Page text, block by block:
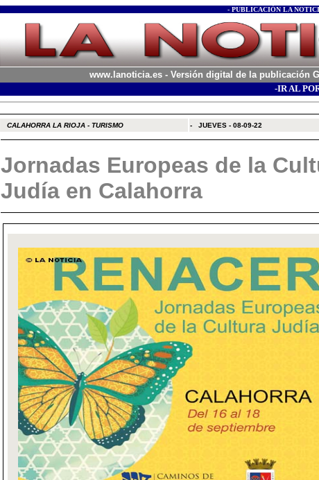
- PUBLICACIÓN LA
www.lanoticia.es - Versión digital de la publicación
-IR AL
CALAHORRA LA RIOJA - TURISMO - JUEVES - 08-09-22
Jornadas Europeas de la
Judía en Calahorra